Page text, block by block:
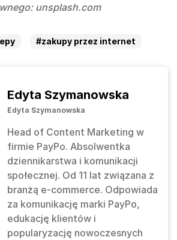
unsplash.com
#zakupy przez internet
Edyta Szymanowska
Edyta Szymanowska
Head of Content Marketing w
firmie PayPo. Absolwentka
dziennikarstwa i komunikacji
społecznej. Od 11 lat związana z
branżą e-commerce. Odpowiada
za komunikację marki PayPo,
edukację klientów i
popularyzację nowoczesnych